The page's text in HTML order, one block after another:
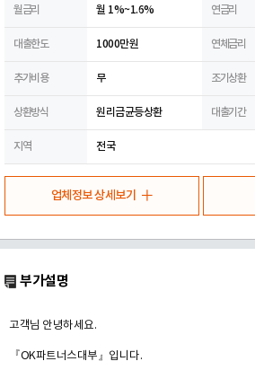
월금리 월 1%~1.6% 연금리
대출한도 1000만원 연체금리
추가비용 무 조기상환
상환방식 원리금균등상환 대출기간
지역 전국
업체정보 상세보기
부가설명
고객님 안녕하세요.
『OK파트너스대부』입니다.